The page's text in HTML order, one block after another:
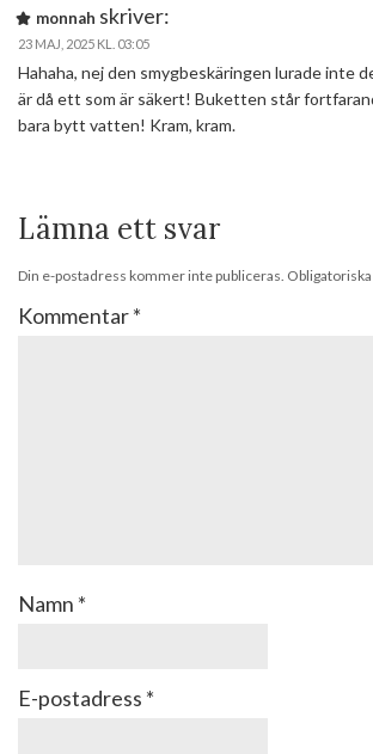
monnah skriver:
23 MAJ, 2025 KL. 03:05
Hahaha, nej den smygbeskäringen lurade inte
är då ett som är säkert! Buketten står
bara bytt vatten! Kram, kram.
Lämna ett svar
Din e-postadress kommer inte publiceras.
Kommentar*
Namn *
E-postadress *